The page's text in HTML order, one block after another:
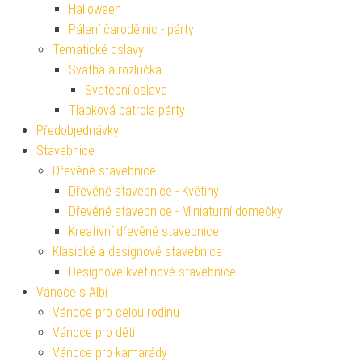
Halloween
Pálení čarodějnic - párty
Tematické oslavy
Svatba a rozlučka
Svatební oslava
Tlapková patrola párty
Předobjednávky
Stavebnice
Dřevěné stavebnice
Dřevěné stavebnice - Květiny
Dřevěné stavebnice - Miniaturní domečky
Kreativní dřevěné stavebnice
Klasické a designové stavebnice
Designové květinové stavebnice
Vánoce s Albi
Vánoce pro celou rodinu
Vánoce pro děti
Vánoce pro kamarády